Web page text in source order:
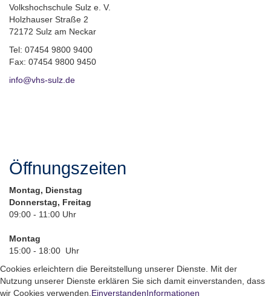
Volkshochschule Sulz e. V.
Holzhauser Straße 2
72172 Sulz am Neckar
Tel: 07454 9800 9400
Fax: 07454 9800 9450
info@vhs-sulz.de
Öffnungszeiten
Montag, Dienstag
Donnerstag, Freitag
09:00 - 11:00 Uhr
Montag
15:00 - 18:00 Uhr
Cookies erleichtern die Bereitstellung unserer Dienste. Mit der
Nutzung unserer Dienste erklären Sie sich damit einverstanden, dass
wir Cookies verwenden. EinverstandenInformationen